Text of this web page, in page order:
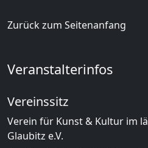
Zurück zum Seitenanfang
Veranstalterinfos
Vereinssitz
Verein für Kunst & Kultur im
Glaubitz e.V.